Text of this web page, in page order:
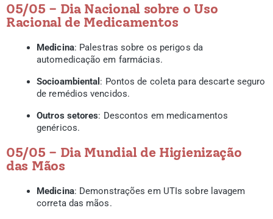
05/05 – Dia Nacional sobre o Uso
Racional de Medicamentos
Medicina: Palestras sobre os perigos da
automedicação em farmácias.
Socioambiental : Pontos de coleta para descarte seguro
de remédios vencidos.
Outros setores: Descontos em medicamentos
genéricos.
05/05 – Dia Mundial de Higienização
das Mãos
Medicina: Demonstrações em UTIs sobre lavagem
correta das mãos.